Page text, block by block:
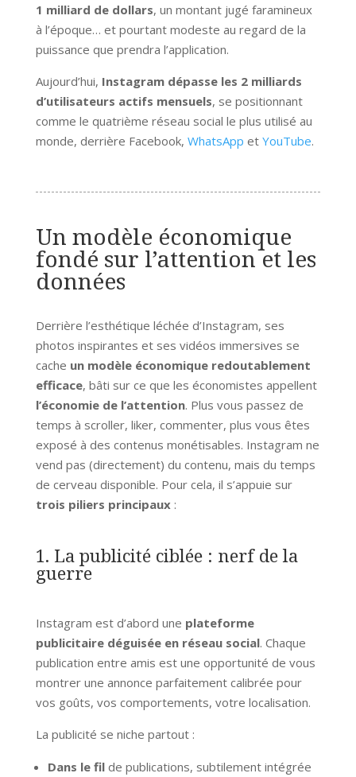
1 milliard de dollars, un montant jugé faramineux
à l’époque… et pourtant modeste au regard de la
puissance que prendra l’application.
Aujourd’hui, Instagram dépasse les 2 milliards
d’utilisateurs actifs mensuels, se positionnant
comme le quatrième réseau social le plus utilisé au
monde, derrière Facebook, WhatsApp et YouTube.
Un modèle économique
fondé sur l’attention et les
données
Derrière l’esthétique léchée d’Instagram, ses
photos inspirantes et ses vidéos immersives se
cache un modèle économique redoutablement
efficace, bâti sur ce que les économistes appellent
l’économie de l’attention. Plus vous passez de
temps à scroller, liker, commenter, plus vous êtes
exposé à des contenus monétisables. Instagram ne
vend pas (directement) du contenu, mais du temps
de cerveau disponible. Pour cela, il s’appuie sur
trois piliers principaux:
1. La publicité ciblée : nerf de la
guerre
Instagram est d’abord une plateforme
publicitaire déguisée en réseau social. Chaque
publication entre amis est une opportunité de vous
montrer une annonce parfaitement calibrée pour
vos goûts, vos comportements, votre localisation.
La publicité se niche partout :
Dans le filde publications, subtilement intégrée